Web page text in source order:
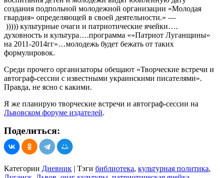
создания подпольной молодежной организации «Молодая
гвардия» определяющей в своей деятельности.» —
))))) культурные очаги и патриотические ячейки….
духовность и культура….программа «»Патриот Луганщины»
на 2011-2014гг»…молодежь будет бежать от таких
формулировок.
Среди прочего организаторы обещают «Творческие встречи и
автограф-сессии с известными украинскими писателями».
Правда, не ясно с какими.
Я же планирую творческие встречи и автограф-сессии на
Львовском форуме издателей.
Поделиться:
Категории Дневник | Тэги библиотека, культурная политика,